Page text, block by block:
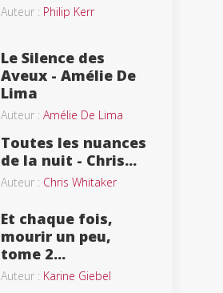
Auteur : Philip Kerr
Le Silence des
Aveux - Amélie De
Lima
Auteur : Amélie De Lima
Toutes les nuances
de la nuit - Chris...
Auteur : Chris Whitaker
Et chaque fois,
mourir un peu,
tome 2...
Auteur : Karine Giebel